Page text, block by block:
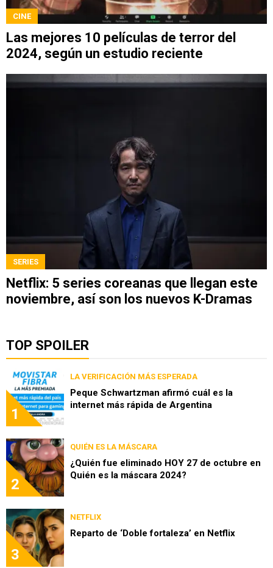
CINE
Las mejores 10 películas de terror del
2024, según un estudio reciente
SERIES
Netflix: 5 series coreanas que llegan este
noviembre, así son los nuevos K-Dramas
TOP SPOILER
1
LA VERIFICACIÓN MÁS ESPERADA
Peque Schwartzman afirmó cuál es la
internet más rápida de Argentina
2
QUIÉN ES LA MÁSCARA
¿Quién fue eliminado HOY 27 de octubre en
Quién es la máscara 2024?
3
NETFLIX
Reparto de ‘Doble fortaleza’ en Netflix